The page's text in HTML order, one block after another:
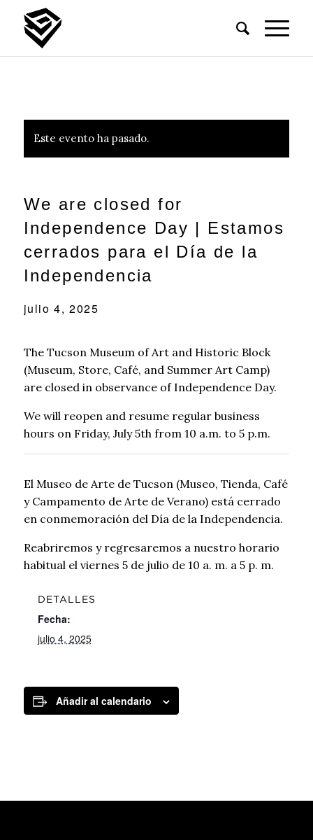
Este evento ha pasado.
We are closed for
Independence Day | Estamos
cerrados para el Día de la
Independencia
julio 4, 2025
The Tucson Museum of Art and Historic Block
(Museum, Store, Café, and Summer Art Camp)
are closed in observance of Independence Day.
We will reopen and resume regular business
hours on Friday, July 5th from 10 a.m. to 5 p.m.
El Museo de Arte de Tucson (Museo, Tienda, Café
y Campamento de Arte de Verano) está cerrado
en conmemoración del Día de la Independencia.
Reabriremos y regresaremos a nuestro horario
habitual el viernes 5 de julio de 10 a. m. a 5 p. m.
DETALLES
Fecha:
julio 4, 2025
Añadir al calendario